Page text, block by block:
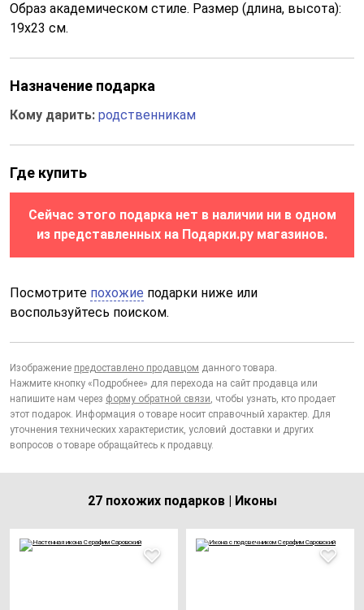
Образ академическом стиле. Размер (длина, высота):
19x23 см.
Назначение подарка
Кому дарить: родственникам
Где купить
Сейчас этого подарка нет в наличии ни в одном
из представленных на Подарки.ру магазинов.
Посмотрите похожие подарки ниже или
воспользуйтесь поиском.
Изображение предоставлено продавцом данного товара.
Нажмите кнопку «Подробнее» для перехода на сайт продавца или
напишите нам через форму обратной связи, чтобы узнать, кто продает
этот подарок. Информация о товаре носит справочный характер. Для
уточнения технических характеристик, условий доставки и других
вопросов о товаре обращайтесь к продавцу.
27 похожих подарков | Иконы